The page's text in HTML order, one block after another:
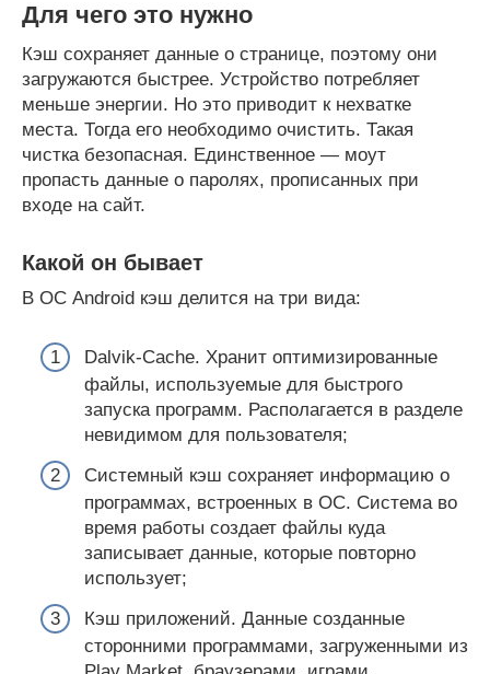
Для чего это нужно
Кэш сохраняет данные о странице, поэтому они
загружаются быстрее. Устройство потребляет
меньше энергии. Но это приводит к нехватке
места. Тогда его необходимо очистить. Такая
чистка безопасная. Единственное — моут
пропасть данные о паролях, прописанных при
входе на сайт.
Какой он бывает
В ОС Android кэш делится на три вида:
Dalvik-Cache. Хранит оптимизированные
файлы, используемые для быстрого
запуска программ. Располагается в разделе
невидимом для пользователя;
Системный кэш сохраняет информацию о
программах, встроенных в ОС. Система во
время работы создает файлы куда
записывает данные, которые повторно
использует;
Кэш приложений. Данные созданные
сторонними программами, загруженными из